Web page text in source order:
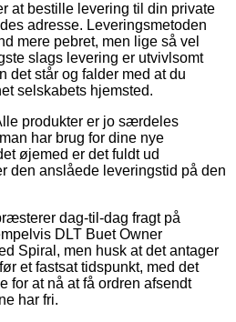
at bestille levering til din private
adresse. Leveringsmetoden
mere pebret, men lige så vel
slags levering er utvivlsomt
det står og falder med at du
selskabets hjemsted.
produkter er jo særdeles
har brug for dine nye
øjemed er det fuldt ud
den anslåede leveringstid på den
dag-til-dag fragt på
DLT Buet Owner
Spiral, men husk at det antager
et fastsat tidspunkt, med det
for at nå at få ordren afsendt
har fri.